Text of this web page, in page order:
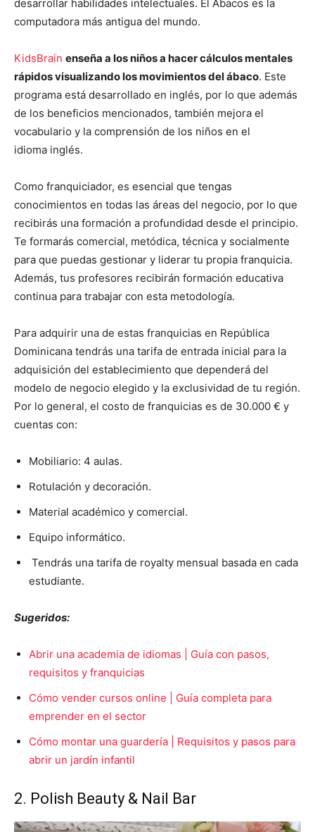
desarrollar habilidades intelectuales. El Ábacos es la
computadora más antigua del mundo.
KidsBrain enseña a los niños a hacer cálculos mentales
rápidos visualizando los movimientos del ábaco. Este
programa está desarrollado en inglés, por lo que además
de los beneficios mencionados, también mejora el
vocabulario y la comprensión de los niños en el
idioma inglés.
Como franquiciador, es esencial que tengas
conocimientos en todas las áreas del negocio, por lo que
recibirás una formación a profundidad desde el principio.
Te formarás comercial, metódica, técnica y socialmente
para que puedas gestionar y liderar tu propia franquicia.
Además, tus profesores recibirán formación educativa
continua para trabajar con esta metodología.
Para adquirir una de estas franquicias en República
Dominicana tendrás una tarifa de entrada inicial para la
adquisición del establecimiento que dependerá del
modelo de negocio elegido y la exclusividad de tu región.
Por lo general, el costo de franquicias es de 30.000 € y
cuentas con:
Mobiliario: 4 aulas.
Rotulación y decoración.
Material académico y comercial.
Equipo informático.
Tendrás una tarifa de royalty mensual basada en cada
estudiante.
Sugeridos:
Abrir una academia de idiomas | Guía con pasos,
requisitos y franquicias
Cómo vender cursos online | Guía completa para
emprender en el sector
Cómo montar una guardería | Requisitos y pasos para
abrir un jardín infantil
2. Polish Beauty & Nail Bar